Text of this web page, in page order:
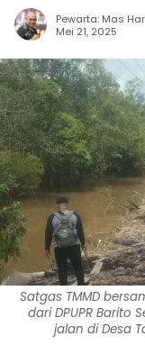
Pewarta: Mas Har
Mei 21, 2025
Satgas TMMD
dari DPUPR
jalan di Desa